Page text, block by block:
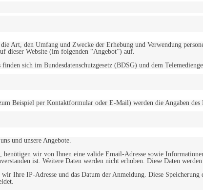
Art, den Umfang und Zwecke der Erhebung und Verwendung
Website (im folgenden “Angebot”) auf.
sich im Bundesdatenschutzgesetz (BDSG) und dem
Beispiel per Kontaktformular oder E-Mail) werden die Angaben des
und unsere Angebote.
benötigen wir von Ihnen eine valide Email-Adresse sowie
ist. Weitere Daten werden nicht erhoben. Diese Daten
Ihre IP-Adresse und das Datum der Anmeldung. Diese